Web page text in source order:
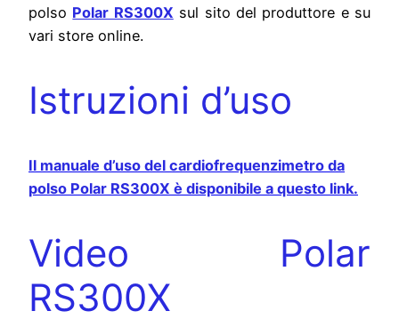
polso Polar RS300X sul sito del produttore e su
vari store online.
Istruzioni d’uso
Il manuale d’uso del cardiofrequenzimetro da
polso Polar RS300X è disponibile a questo link.
Video Polar
RS300X